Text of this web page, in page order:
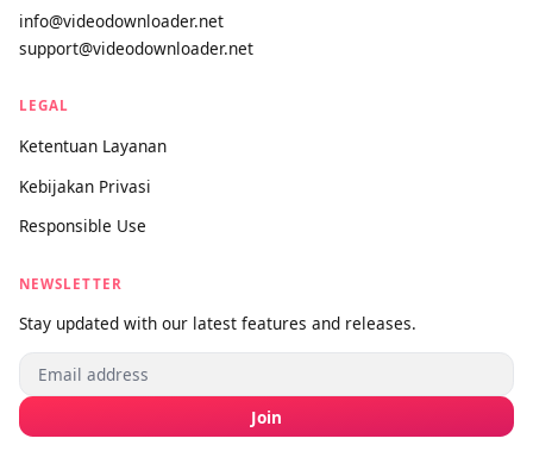
PRODUK
Pengunduh Video
Versi Pro
Kirim Masukan
info@videodownloader.net
support@videodownloader.net
LEGAL